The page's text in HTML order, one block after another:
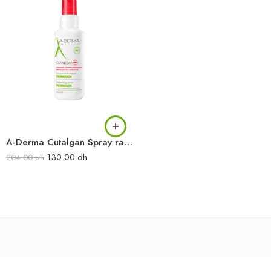
A-Derma Cutalgan Spray rafraîchissant ultra-calmant 100 ml
204.00dh 130.00 dh